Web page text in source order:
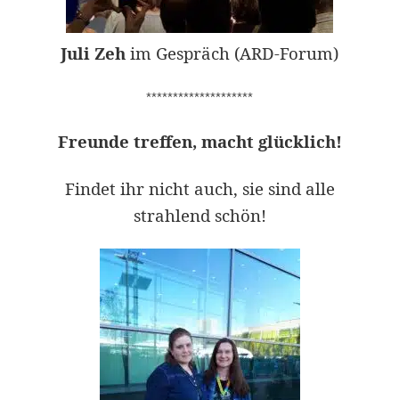
Juli Zeh im Gespräch (ARD-Forum)
********************
Freunde treffen, macht glücklich!
Findet ihr nicht auch, sie sind alle
strahlend schön!